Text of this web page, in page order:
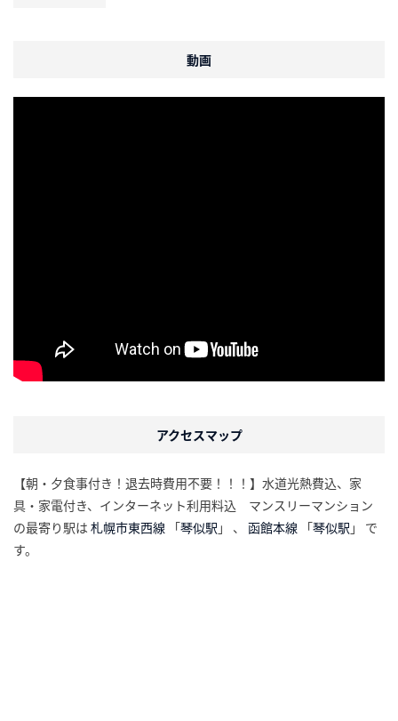
動画
アクセスマップ
【朝・夕食事付き！退去時費用不要！！！】水道光熱費込、家
具・家電付き、インターネット利用料込 マンスリーマンション
の最寄り駅は 札幌市東西線 「琴似駅 」 、 函館本線 「琴似駅 」 で
す。